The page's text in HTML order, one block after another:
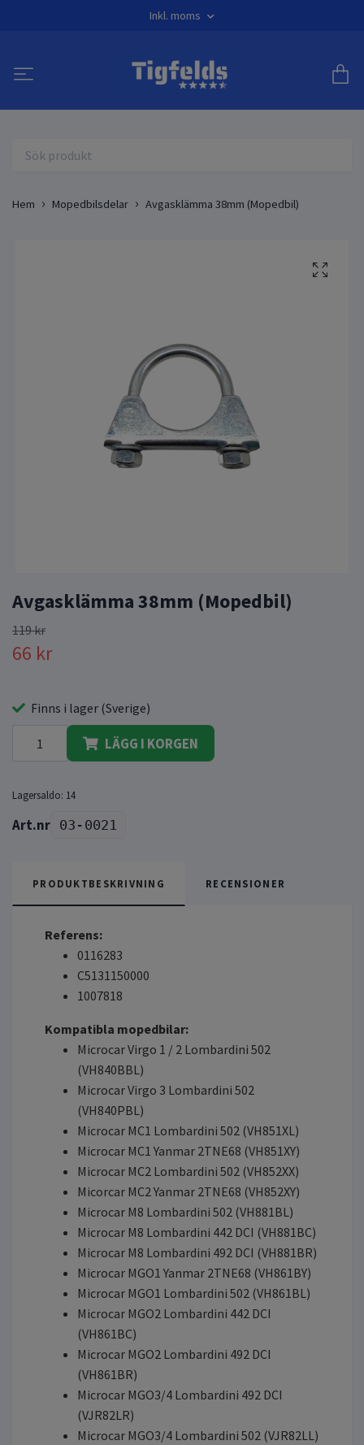
Inkl. moms
Hem Mopedbilsdelar Avgasklämma 38mm (Mopedbil)
Avgasklämma 38mm (Mopedbil)
119 kr
66 kr
Finns i lager (Sverige)
LÄGG I KORGEN
Lagersaldo: 14
03-0021
PRODUKTBESKRIVNING RECENSIONER
Referens:
0116283
C5131150000
1007818
Kompatibla mopedbilar:
Microcar Virgo 1 / 2 Lombardini 502
(VH840BBL)
Microcar Virgo 3 Lombardini 502
(VH840PBL)
Microcar MC1 Lombardini 502 (VH851XL)
Microcar MC1 Yanmar 2TNE68 (VH851XY)
Microcar MC2 Lombardini 502 (VH852XX)
Micorcar MC2 Yanmar 2TNE68 (VH852XY)
Microcar M8 Lombardini 502 (VH881BL)
Microcar M8 Lombardini 442 DCI (VH881BC)
Microcar M8 Lombardini 492 DCI (VH881BR)
Microcar MGO1 Yanmar 2TNE68 (VH861BY)
Microcar MGO1 Lombardini 502 (VH861BL)
Microcar MGO2 Lombardini 442 DCI
(VH861BC)
Microcar MGO2 Lombardini 492 DCI
(VH861BR)
Microcar MGO3/4 Lombardini 492 DCI
(VJR82LR)
Microcar MGO3/4 Lombardini 502 (VJR82LL)